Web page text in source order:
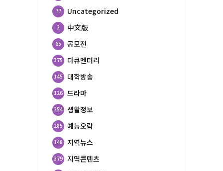
Uncategorized
77
中文版
2
공모전
65
다큐멘터리
375
대학방송
145
드라마
126
생활정보
254
예능오락
285
지역뉴스
148
지역콘텐츠
379